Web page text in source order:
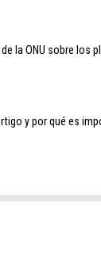
la ONU sobre los
y por qué es